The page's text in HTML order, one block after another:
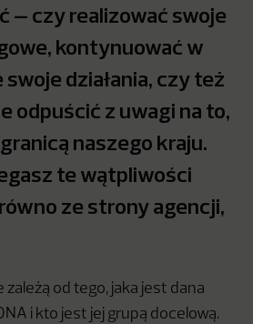
– czy realizować swoje
kontynuować w
działania, czy też
odpuścić z uwagi na to,
naszego kraju.
te wątpliwości
ze strony agencji,
zależą od tego, jaka jest dana
i kto jest jej grupą docelową.